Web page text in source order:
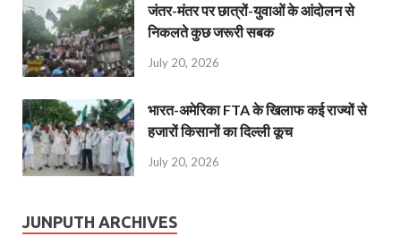
जंतर-मंतर पर छात्रों-युवाओं के आंदोलन से
निकलते कुछ जरूरी सबक
July 20, 2026
भारत-अमेरिका FTA के खिलाफ कई राज्यों से
हजारों किसानों का दिल्ली कूच
July 20, 2026
JUNPUTH ARCHIVES